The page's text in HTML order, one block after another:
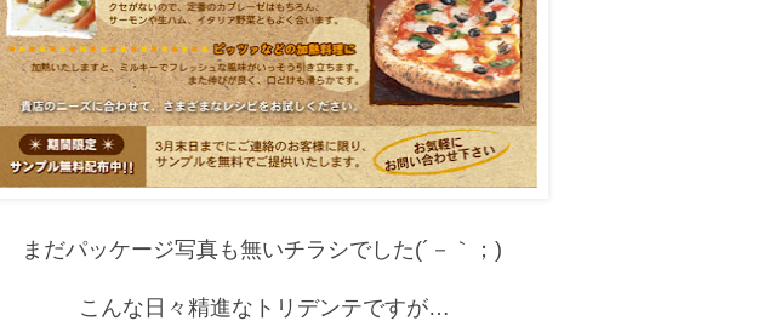
まだパッケージ写真も無いチラシでした(´－｀；)
こんな日々精進なトリデンテですが…